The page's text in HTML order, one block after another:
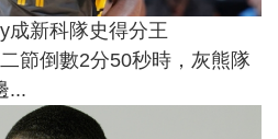
成新科隊史得分王
節倒數2分50秒時，灰熊隊
...